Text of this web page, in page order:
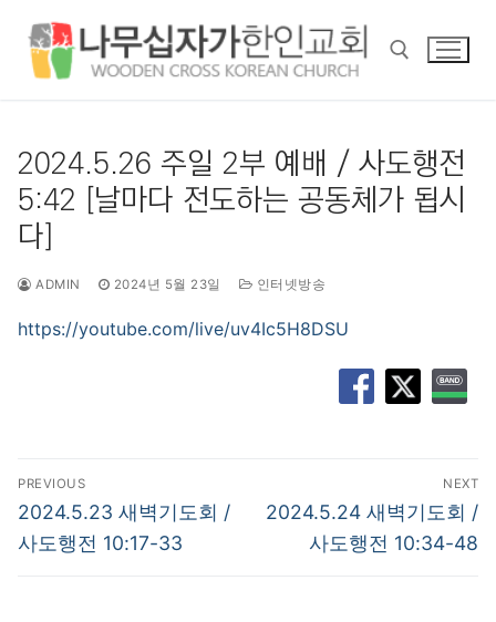
2024.5.26 주일 2부 예배 / 사도행전
5:42 [날마다 전도하는 공동체가 됩시
다]
ADMIN 2024년 5월 23일 인터넷방송
https://youtube.com/live/uv4Ic5H8DSU
글
탐
색
PREVIOUS
Previous
post:
2024.5.23 새벽기도회 /
사도행전 10:17-33
NEXT
Next
2024.5.24 새벽기도회 /
사도행전 10:34-48